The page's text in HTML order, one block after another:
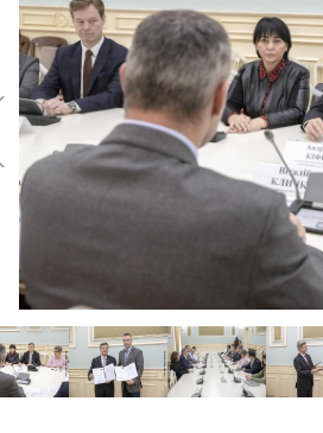
Проєкти розпоряджень, що
перебувають на погодженні
КМВА
Освіта
заклади
Дороги,
парковки